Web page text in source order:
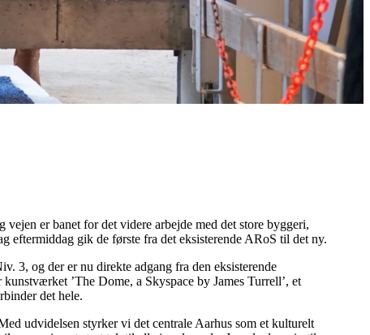
er banet for det videre arbejde med det store byggeri,
eftermiddag gik de første fra det eksisterende ARoS til det ny.
3, og der er nu direkte adgang fra den eksisterende
’The Dome, a Skyspace by James Turrell’, et
det hele.
udvidelsen styrker vi det centrale Aarhus som et kulturelt